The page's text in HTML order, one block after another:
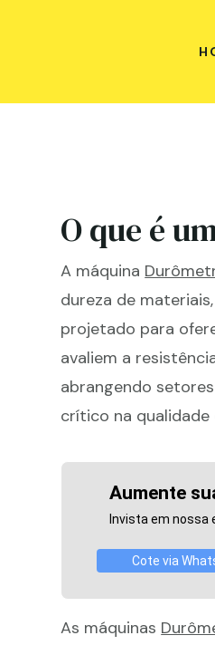
O que é
A máquina
dureza de
projetado para
avaliem a
abrangendo
crítico na
Aumente
Invista em nossa
Cote via
As máquinas